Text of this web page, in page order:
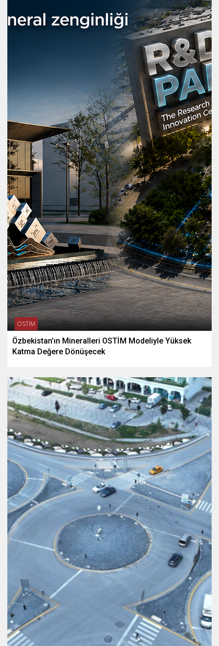
OSTİM
Özbekistan’ın Mineralleri OSTİM Modeliyle Yüksek
Katma Değere Dönüşecek